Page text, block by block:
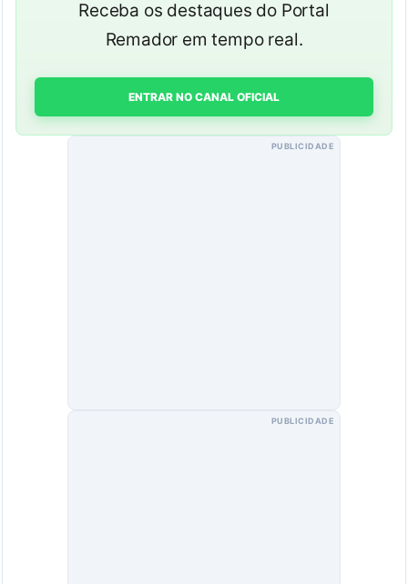
Receba os destaques do Portal
Remador em tempo real.
ENTRAR NO CANAL OFICIAL
PUBLICIDADE
PUBLICIDADE